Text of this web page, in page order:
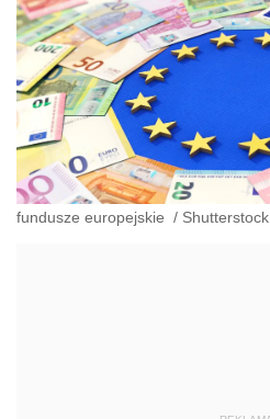
fundusze europejskie / Shutterstock